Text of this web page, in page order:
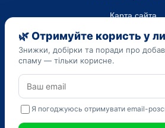
Карта сайта
ТОВ “ДО ЮА”,
Код ЄДРПОУ
Дата регистрации
Приведенная на сайте dobavki.ua
исключительно ознакомительный
нашу информацию для диагностики
Лечащий врач может назначать